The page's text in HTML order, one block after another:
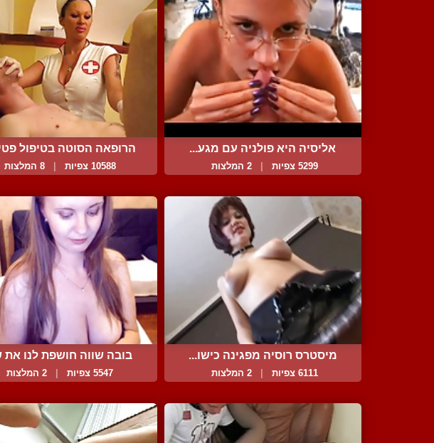
אליסיה היא פולניה עם מגע...
5299 צפיות 2 המלצות
הרופאה הסוטה בטיפול
10588 צפיות 8 המלצות
מיסטרס רוסיה מפגינה כישו...
6111 צפיות 2 המלצות
בובה שווה חושפת לנו את
5547 צפיות 2 המלצות